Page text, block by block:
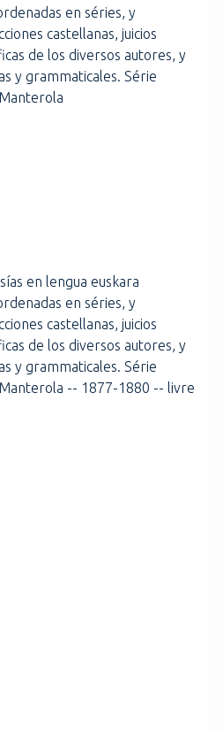
en séries, y
castellanas, juicios
de los diversos autores, y
y grammaticales. Série
en lengua euskara
en séries, y
castellanas, juicios
de los diversos autores, y
y grammaticales. Série
-- 1877-1880 -- livre